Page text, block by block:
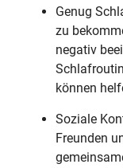
Genug
zu
negativ
können
Soziale
Freunden